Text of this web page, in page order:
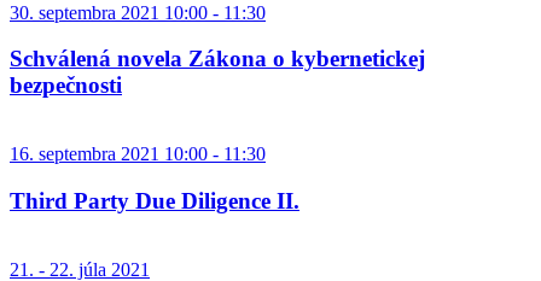
30. septembra 2021 10:00 - 11:30
Schválená novela Zákona o kybernetickej
bezpečnosti
16. septembra 2021 10:00 - 11:30
Third Party Due Diligence II.
21. - 22. júla 2021